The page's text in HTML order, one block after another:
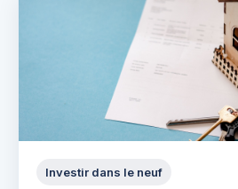
Investir dans le neuf